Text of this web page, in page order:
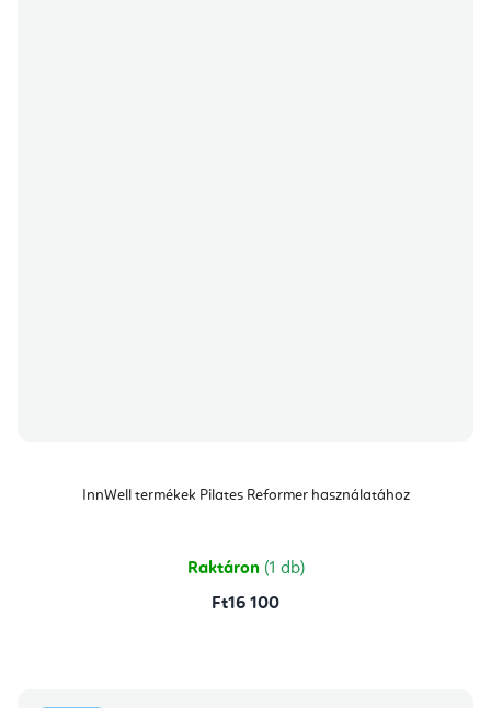
InnWell termékek Pilates Reformer használatához
Raktáron (1 db)
Ft16 100